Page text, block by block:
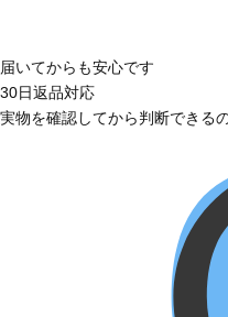
届いてからも安心です
30日返品対応
実物を確認してから判断できる